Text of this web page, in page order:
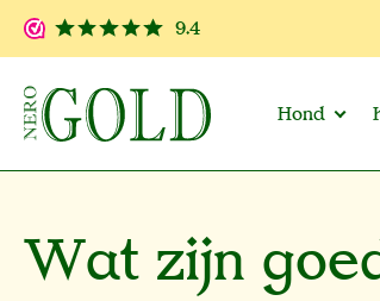
naar de hoofdinhoud
Ga naar de zoekopdracht
Ga naar de hoofdnavigatie
9.4
Hond
Wat zijn